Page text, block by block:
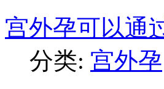
宫外孕可以通
分类: 宫外孕